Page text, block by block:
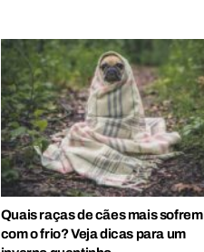
Quais raças de cães mais sofrem
com o frio? Veja dicas para um